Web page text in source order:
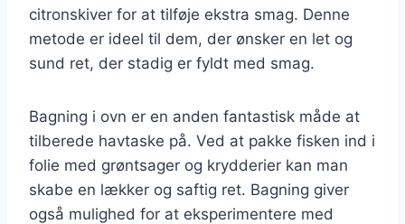
citronskiver for at tilføje ekstra smag. Denne
metode er ideel til dem, der ønsker en let og
sund ret, der stadig er fyldt med smag.
Bagning i ovn er en anden fantastisk måde at
tilberede havtaske på. Ved at pakke fisken ind i
folie med grøntsager og krydderier kan man
skabe en lækker og saftig ret. Bagning giver
også mulighed for at eksperimentere med